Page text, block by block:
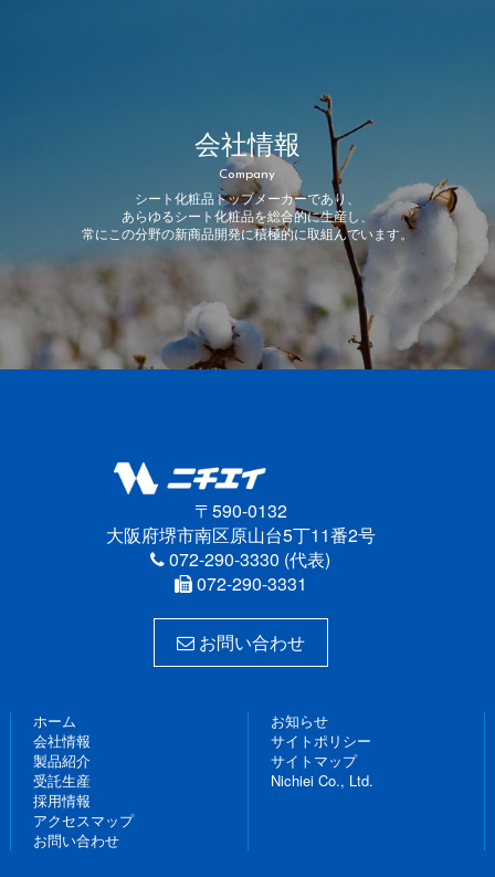
会社情報
Company
シート化粧品トップメーカーであり、
あらゆるシート化粧品を総合的に生産し、
常にこの分野の新商品開発に積極的に取組んでいます。
〒590-0132
大阪府堺市南区原山台5丁11番2号
072-290-3330 (代表)
072-290-3331
お問い合わせ
ホーム
会社情報
製品紹介
受託生産
採用情報
アクセスマップ
お問い合わせ
お知らせ
サイトポリシー
サイトマップ
Nichiei Co., Ltd.